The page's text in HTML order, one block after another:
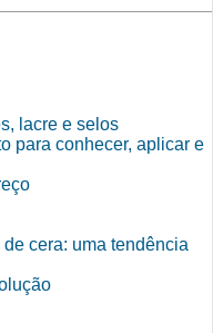
lacre e selos
para conhecer, aplicar e
cera: uma tendência